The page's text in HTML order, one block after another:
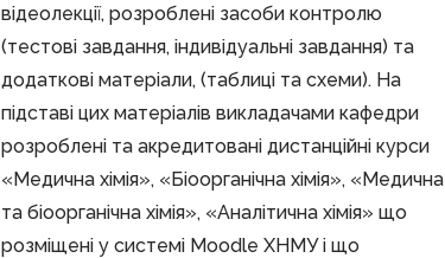
відеолекції, розроблені засоби контролю
(тестові завдання, індивідуальні завдання) та
додаткові матеріали, (таблиці та схеми). На
підставі цих матеріалів викладачами кафедри
розроблені та акредитовані дистанційні курси
«Медична хімія», «Біоорганічна хімія», «Медична
та біоорганічна хімія», «Аналітична хімія» що
розміщені у системі Moodle ХНМУ і що